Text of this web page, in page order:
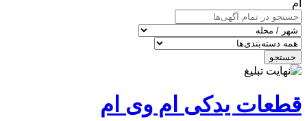
ام
جستجو
قطعات یدکی ام وی ام